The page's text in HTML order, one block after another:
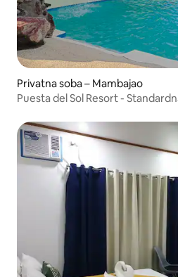
Privatna soba – Mambajao
Puesta del Sol Resort -